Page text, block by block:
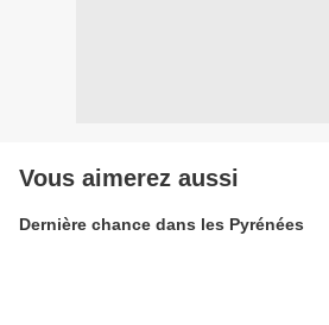
Vous aimerez aussi
Dernière chance dans les Pyrénées